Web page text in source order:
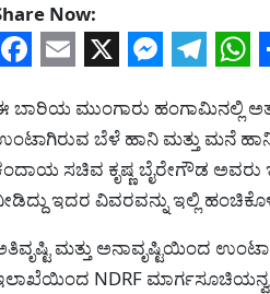
Now:
ಬಾರಿಯ ಮುಂಗಾರು ಹಂಗಾಮಿನಲ್ಲಿ
ಬೆಳೆ ಹಾನಿ ಮತ್ತು ಮನೆ
ಸಚಿವ ಕೃಷ್ಣ ಬೈರೇಗೌಡ
ಇದರ ವಿವರವನ್ನು ಇಲ್ಲಿ
ಮತ್ತು ಅನಾವೃಷ್ಟಿಯಿಂದ
NDRF